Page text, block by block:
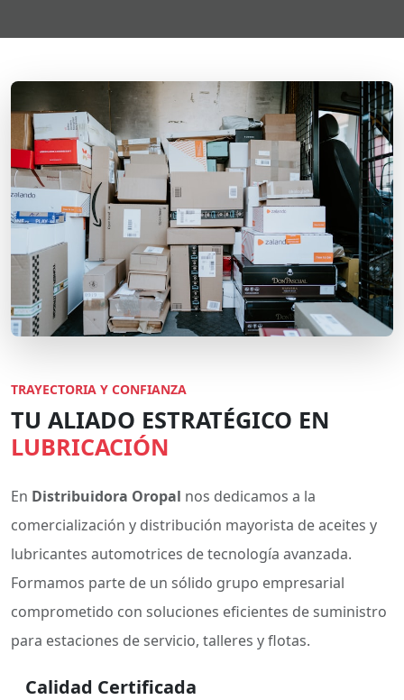
TRAYECTORIA Y CONFIANZA
TU ALIADO ESTRATÉGICO EN
LUBRICACIÓN
En Distribuidora Oropal nos dedicamos a la
comercialización y distribución mayorista de aceites y
lubricantes automotrices de tecnología avanzada.
Formamos parte de un sólido grupo empresarial
comprometido con soluciones eficientes de suministro
para estaciones de servicio, talleres y flotas.
Calidad Certificada